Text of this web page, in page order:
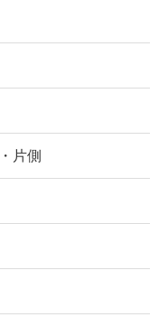
片側